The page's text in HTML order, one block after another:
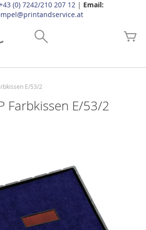
(0) 7242/210 207 12| Email:
Inhalt
springen
E/53/2
Farbkissen E/53/2